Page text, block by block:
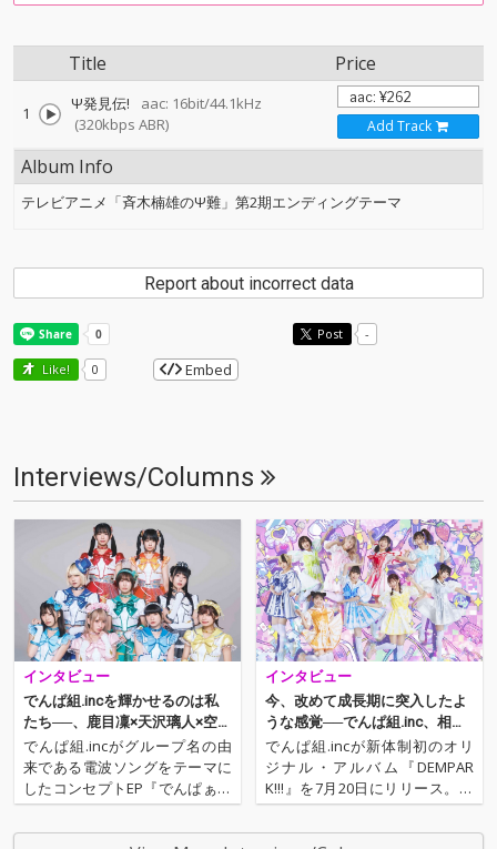
Title Price
1 Ψ発見伝!
aac: 16bit/44.1kHz
(320kbps ABR)
Add Track
Album Info
テレビアニメ「斉木楠雄のΨ難」第2期エンディングテーマ
Report about incorrect data
Post -
Like! 0 Embed
Interviews/Columns
インタビュー
でんぱ組.incを輝かせるのは私
たち──、鹿目凜×天沢璃人×空野
青空×高咲陽菜が描く明日
でんぱ組.incがグループ名の由
来である電波ソングをテーマに
したコンセプトEP『でんぱぁか
しっくれこーど』をリリース。
Aiobahn×畑 亜貴、けんたあろ
インタビュー
今、改めて成長期に突入したよ
うな感覚──でんぱ組.inc、相沢
梨紗＆藤咲彩音が新体制を語る
でんぱ組.incが新体制初のオリ
ジナル・アルバム『DEMPAR
K!!!』を7月20日にリリース。今
作には昨年4月にリリースされ
た「プリンセスでんぱパワー!シ